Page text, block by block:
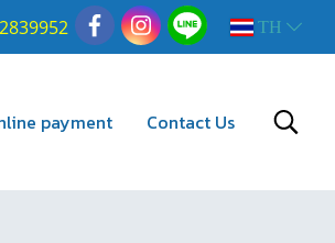
TH
payment Contact Us